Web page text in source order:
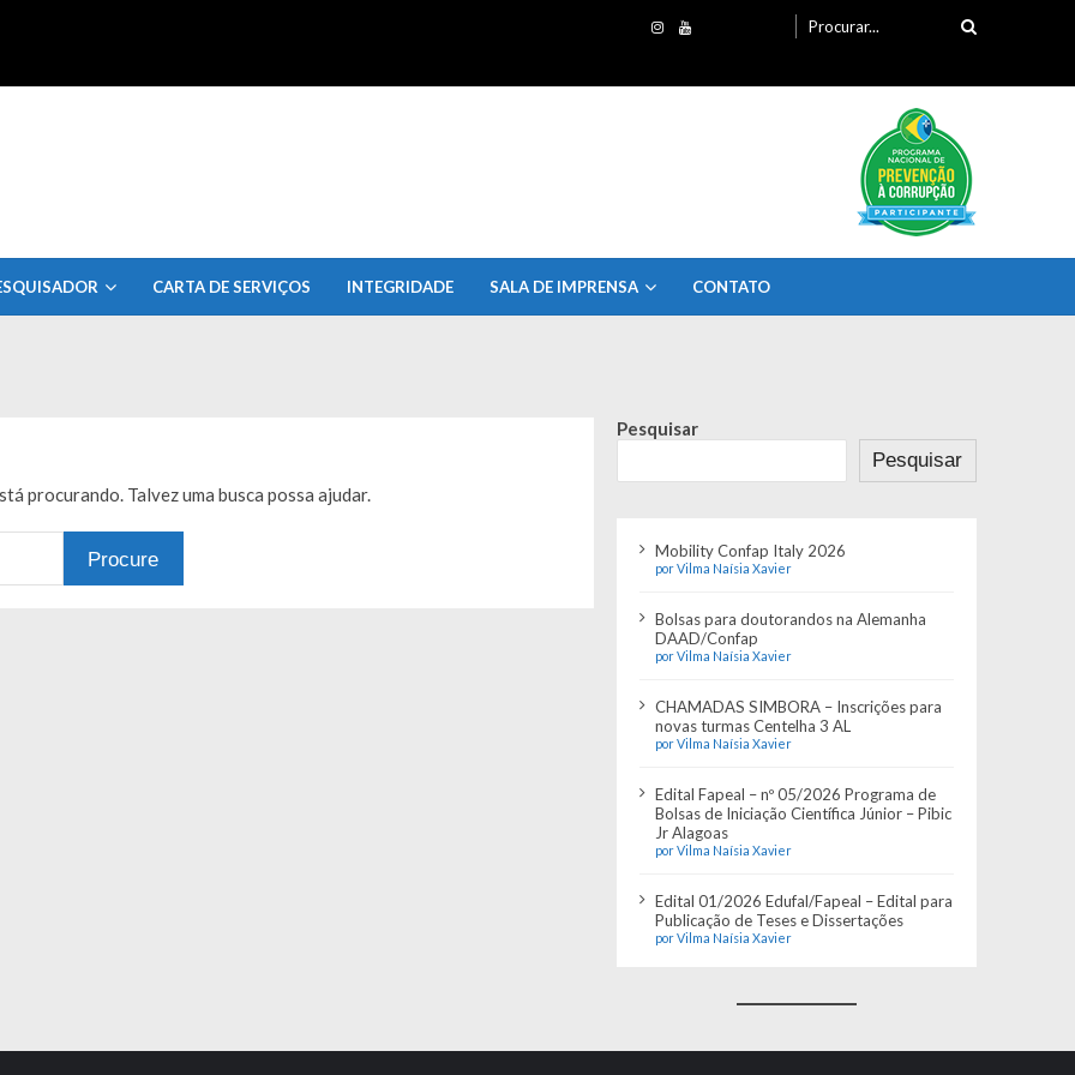
por:
CARTA DE SERVIÇOS INTEGRIDADE SALA DE IMPRENSA CONTATO
procurando. Talvez uma busca possa ajudar.
Pesquisar
Pesquisar
Mobility Confap Italy 2026
por Vilma Naísia Xavier
Bolsas para doutorandos na Alemanha
DAAD/Confap
por Vilma Naísia Xavier
CHAMADAS SIMBORA – Inscrições para
novas turmas Centelha 3 AL
por Vilma Naísia Xavier
Edital Fapeal – nº 05/2026 Programa de
Bolsas de Iniciação Científica Júnior – Pibic
Jr Alagoas
por Vilma Naísia Xavier
Edital 01/2026 Edufal/Fapeal – Edital para
Publicação de Teses e Dissertações
por Vilma Naísia Xavier